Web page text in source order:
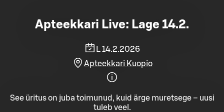
Apteekkari Live: Lage 14.2.
L 14.2.2026
Apteekkari Kuopio
See üritus on juba toimunud, kuid ärge muretsege – uusi
tuleb veel.